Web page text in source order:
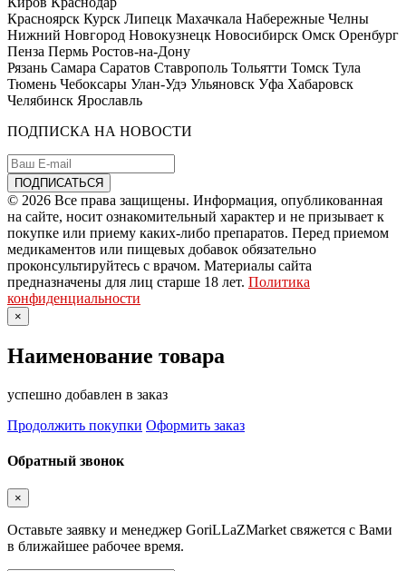
Красноярск Курск Липецк Махачкала Набережные Челны
Нижний Новгород Новокузнецк Новосибирск Омск Оренбург
Пенза Пермь Ростов-на-Дону
Рязань Самара Саратов Ставрополь Тольятти Томск Тула
Тюмень Чебоксары Улан-Удэ Ульяновск Уфа Хабаровск
Челябинск Ярославль
ПОДПИСКА НА НОВОСТИ
© 2026 Все права защищены. Информация, опубликованная
на сайте, носит ознакомительный характер и не призывает к
покупке или приему каких-либо препаратов. Перед приемом
медикаментов или пищевых добавок обязательно
проконсультируйтесь с врачом. Материалы сайта
предназначены для лиц старше 18 лет. Политика
конфиденциальности
×
Наименование товара
успешно добавлен в заказ
Продолжить покупки Оформить заказ
Обратный звонок
×
Оставьте заявку и менеджер GoriLLaZMarket свяжется с Вами
в ближайшее рабочее время.